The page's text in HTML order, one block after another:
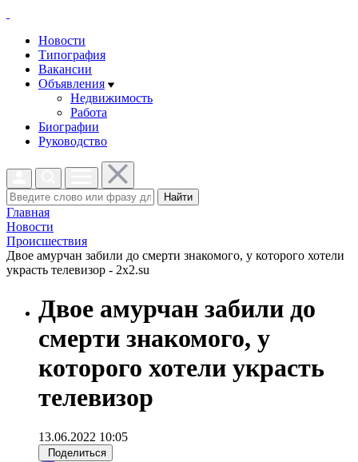
Новости
Типография
Вакансии
Объявления
Недвижимость
Работа
Биографии
Руководство
Найти
Главная
Новости
Проиcшествия
Двое амурчан забили до смерти знакомого, у которого хотели
украсть телевизор - 2x2.su
Двое амурчан забили до
смерти знакомого, у
которого хотели украсть
телевизор
13.06.2022 10:05
Поделиться